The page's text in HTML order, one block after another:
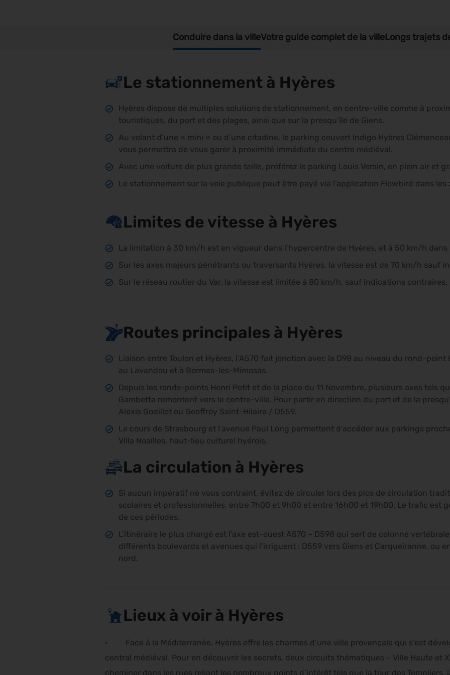
Conduire dans la villeVotre guide complet de la villeLongs trajets
Le stationnement à Hyères
Hyères dispose de multiples solutions de stationnement, en centre-ville comme à
touristiques, du port et des plages, ainsi que sur la presqu’île de Giens.
Au volant d’une « mini » ou d’une citadine, le parking couvert Indigo Hyères
vous permettra de vous garer à proximité immédiate du centre médiéval.
Avec une voiture de plus grande taille, préférez le parking Louis Versin, en plein air et
Le stationnement sur la voie publique peut être payé via l’application Flowbird dans les
Limites de vitesse à Hyères
La limitation à 30 km/h est en vigueur dans l’hypercentre de Hyères, et à 50 km/h dans
Sur les axes majeurs pénétrants ou traversants Hyères, la vitesse est de 70 km/h sauf
Sur le réseau routier du Var, la vitesse est limitée à 80 km/h, sauf indications contraires.
Routes principales à Hyères
Liaison entre Toulon et Hyères, l’A570 fait jonction avec la D98 au niveau du rond-
au Lavandou et à Bormes-les-Mimosas.
Depuis les ronds-points Henri Petit et de la place du 11 Novembre, plusieurs axes tels
Gambetta remontent vers le centre-ville. Pour partir en direction du port et de la
Alexis Godillot ou Geoffroy Saint-Hilaire / D559.
Le cours de Strasbourg et l’avenue Paul Long permettent d’accéder aux parkings
Villa Noailles, haut-lieu culturel hyérois.
La circulation à Hyères
Si aucun impératif ne vous contraint, évitez de circuler lors des pics de circulation
scolaires et professionnelles, entre 7h00 et 9h00 et entre 16h00 et 19h00. Le trafic est
de ces périodes.
L’itinéraire le plus chargé est l’axe est-ouest A570 – D598 qui sert de colonne
différents boulevards et avenues qui l’irriguent : D559 vers Giens et Carqueiranne, ou
nord.
Lieux à voir à Hyères
· Face à la Méditerranée, Hyères offre les charmes d’une ville provençale qui s’est
central médiéval. Pour en découvrir les secrets, deux circuits thématiques – Ville Haute et
cheminer dans les rues reliant les nombreux points d’intérêt tels que la tour des Templiers,